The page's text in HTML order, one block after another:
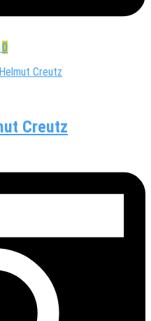
0
Helmut Creutz
Creutz